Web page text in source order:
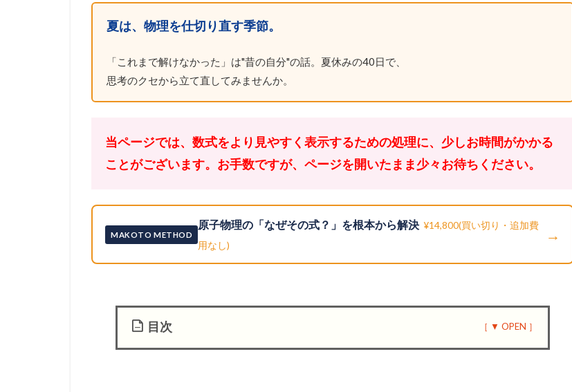
夏は、物理を仕切り直す季節。
「これまで解けなかった」は"昔の自分"の話。夏休みの40日で、
思考のクセから立て直してみませんか。
当ページでは、数式をより見やすく表示するための処理に、少しお時間がかかる
ことがございます。お手数ですが、ページを開いたまま少々お待ちください。
MAKOTO METHOD
原子物理の「なぜその式？」を根本から解決 ¥14,800(買い切り・追加費
用なし)
→
目次